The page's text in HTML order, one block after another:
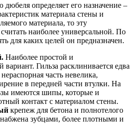
определяет его назначение –
материала стены и
материала, то эту
наиболее универсальной. По
для каких целей он предназначен.
Наиболее простой и
вариант. Гильза расклинивается едва
часть невелика,
в передней части втулки. На
имеются шипы, которые и
контакт с материалом стены.
крепеж для бетона и полнотелого
зубцами, более плотными и